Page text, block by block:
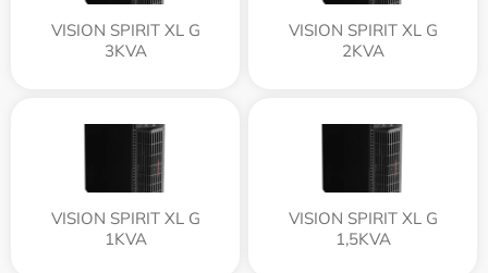
VISION SPIRIT XL G
3KVA
VISION SPIRIT XL G
2KVA
VISION SPIRIT XL G
1KVA
VISION SPIRIT XL G
1,5KVA